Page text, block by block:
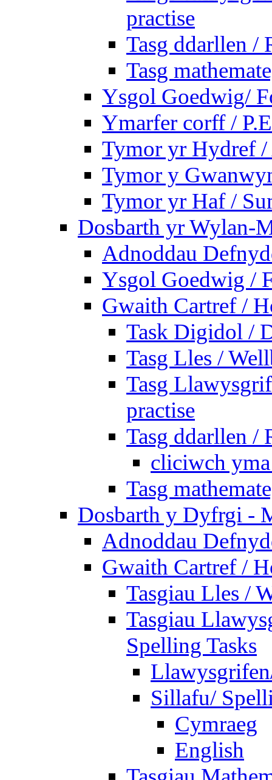
practise
Tasg ddarllen /
Tasg
Ysgol Goedwig/
Ymarfer corff /
Tymor yr Hydref
Tymor y
Tymor yr Haf /
Dosbarth yr Wylan-
Adnoddau
Ysgol Goedwig /
Gwaith Cartref /
Task Digidol /
Tasg Lles /
Tasg
practise
Tasg ddarllen /
cliciwch
Tasg
Dosbarth y Dyfrgi -
Adnoddau
Gwaith Cartref /
Tasgiau Lles /
Tasgiau
Spelling Tasks
Sillafu/
Cymraeg
English